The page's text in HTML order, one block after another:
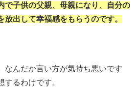
で子供の父親、母親になり、自分の
放出して幸福感をもらうのです。
なんだか言い方が気持ち悪いです
するわけです。